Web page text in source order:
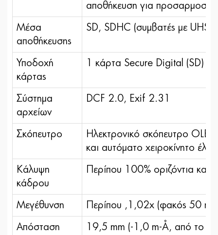
αποθήκευση για
Μέσα
αποθήκευσης
SD, SDHC (συμβατές με UHS-
Υποδοχή
κάρτας
1 κάρτα Secure Digital (SD)
Σύστημα
αρχείων
DCF 2.0, Exif 2.31
Σκόπευτρο
Hλεκτρονικό σκόπευτρο
και αυτόματο χειροκίνητο
Κάλυψη
κάδρου
Περίπου 100% οριζόντια
Μεγέθυνση Περίπου ,1,02x (φακός 50
Απόσταση
19,5 mm (-1,0 m-¹, από το